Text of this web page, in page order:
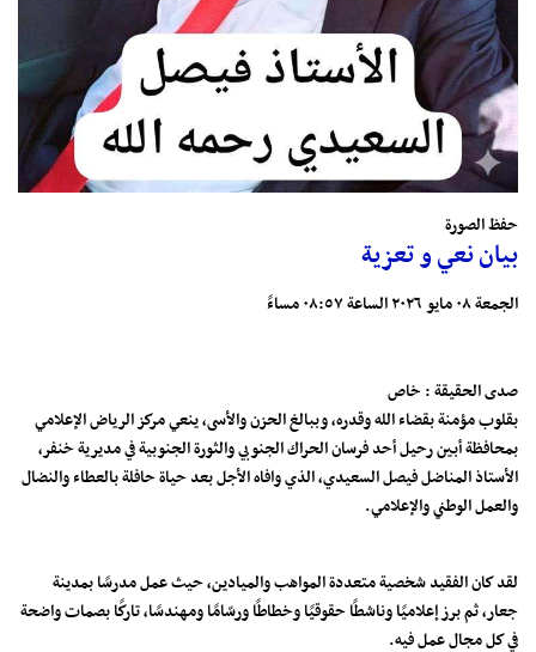
حفظ الصورة
بيان نعي و تعزية
الجمعة ٠٨ مايو ٢٠٢٦ الساعة ٠٨:٥٧ مساءً
صدى الحقيقة : خاص
بقلوب مؤمنة بقضاء الله وقدره، وببالغ الحزن والأسى، ينعي مركز الرياض الإعلامي
بمحافظة أبين رحيل أحد فرسان الحراك الجنوبي والثورة الجنوبية في مديرية خنفر،
الأستاذ المناضل فيصل السعيدي، الذي وافاه الأجل بعد حياة حافلة بالعطاء والنضال
والعمل الوطني والإعلامي.
لقد كان الفقيد شخصية متعددة المواهب والميادين، حيث عمل مدرسًا بمدينة
جعار، ثم برز إعلاميًا وناشطًا حقوقيًا وخطاطًا ورسّامًا ومهندسًا، تاركًا بصمات واضحة
في كل مجال عمل فيه.